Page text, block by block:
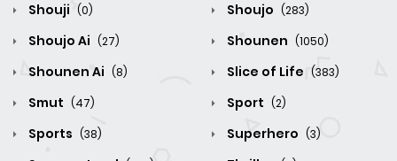
Shouji (0) Shoujo (283)
Shoujo Ai (27) Shounen (1050)
Shounen Ai (8) Slice of Life (383)
Smut (47) Sport (2)
Sports (38) Superhero (3)